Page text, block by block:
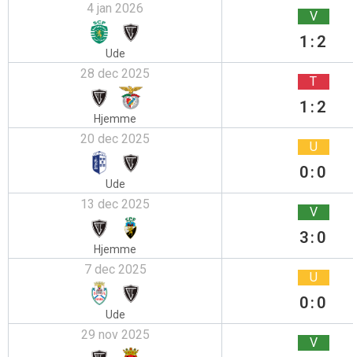
4 jan 2026
Ude
V
1:2
28 dec 2025
Hjemme
T
1:2
20 dec 2025
Ude
U
0:0
13 dec 2025
Hjemme
V
3:0
7 dec 2025
Ude
U
0:0
29 nov 2025 V